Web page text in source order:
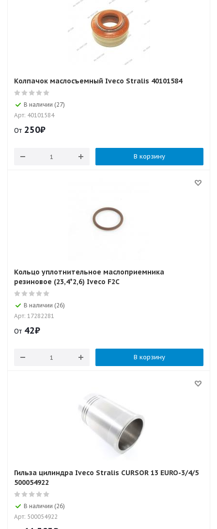
Колпачок маслосъемный Iveco Stralis 40101584
В наличии (27)
Арт: 40101584
От 250₽
В корзину
Кольцо уплотнительное маслоприемника
резиновое (23,4*2,6) Iveco F2C
В наличии (26)
Арт: 17282281
От 42₽
В корзину
Гильза цилиндра Iveco Stralis CURSOR 13 EURO-3/4/5
500054922
В наличии (26)
Арт: 500054922